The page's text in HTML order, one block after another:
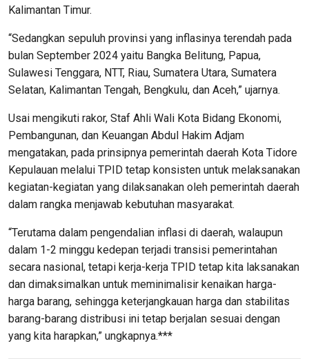
Kalimantan Timur.
“Sedangkan sepuluh provinsi yang inflasinya terendah pada
bulan September 2024 yaitu Bangka Belitung, Papua,
Sulawesi Tenggara, NTT, Riau, Sumatera Utara, Sumatera
Selatan, Kalimantan Tengah, Bengkulu, dan Aceh,” ujarnya.
Usai mengikuti rakor, Staf Ahli Wali Kota Bidang Ekonomi,
Pembangunan, dan Keuangan Abdul Hakim Adjam
mengatakan, pada prinsipnya pemerintah daerah Kota Tidore
Kepulauan melalui TPID tetap konsisten untuk melaksanakan
kegiatan-kegiatan yang dilaksanakan oleh pemerintah daerah
dalam rangka menjawab kebutuhan masyarakat.
“Terutama dalam pengendalian inflasi di daerah, walaupun
dalam 1-2 minggu kedepan terjadi transisi pemerintahan
secara nasional, tetapi kerja-kerja TPID tetap kita laksanakan
dan dimaksimalkan untuk meminimalisir kenaikan harga-
harga barang, sehingga keterjangkauan harga dan stabilitas
barang-barang distribusi ini tetap berjalan sesuai dengan
yang kita harapkan,” ungkapnya.***